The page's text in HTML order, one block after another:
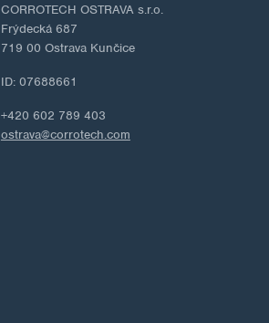
CORROTECH OSTRAVA s.r.o.
Frýdecká 687
719 00 Ostrava Kunčice
ID: 07688661
+420 602 789 403
ostrava@corrotech.com